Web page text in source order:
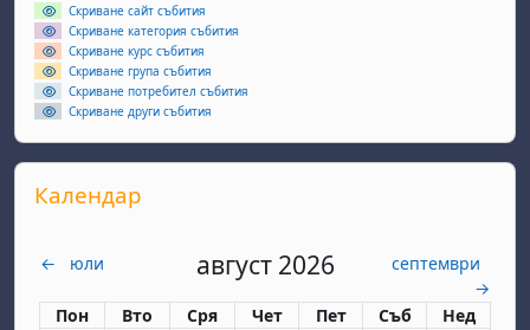
Скриване сайт събития
Скриване категория събития
Скриване курс събития
Скриване група събития
Скриване потребител събития
Скриване други събития
Прескочи Календар
Календар
← юли август 2026
септември
→
Понеделник
Пон вторник
Вто сряда
Сря четвъртък
Чет петък
Пет събота
Съб неделя
Нед